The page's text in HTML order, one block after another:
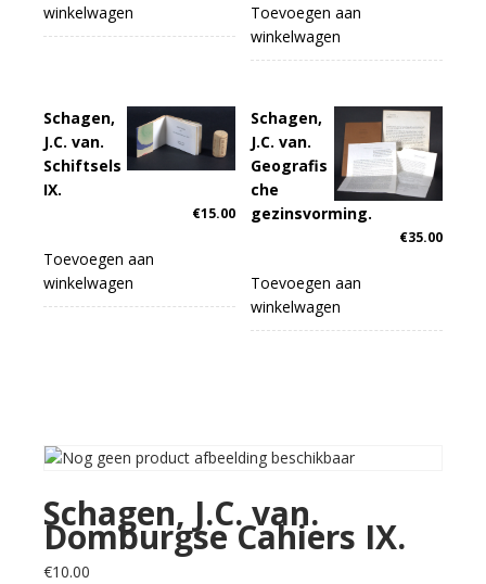
winkelwagen
Toevoegen aan
winkelwagen
Schagen,
J.C. van.
Schiftsels
IX.
€15.00
Toevoegen aan
winkelwagen
Schagen,
J.C. van.
Geografis
che
gezinsvorming.
€35.00
Toevoegen aan
winkelwagen
Schagen, J.C. van.
Domburgse Cahiers IX.
€10.00